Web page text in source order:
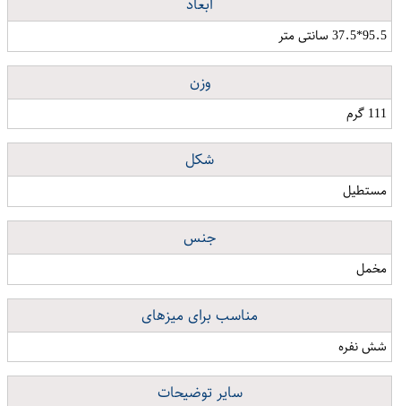
95.5*37.5 سانتی متر
وزن
111 گرم
شکل
مستطیل
جنس
مخمل
مناسب برای میزهای
شش نفره
سایر توضیحات